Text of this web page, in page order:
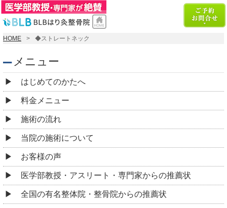
HOME ◆ストレートネック
メニュー
はじめてのかたへ
料金メニュー
施術の流れ
当院の施術について
お客様の声
医学部教授・アスリート・専門家からの推薦状
全国の有名整体院・整骨院からの推薦状